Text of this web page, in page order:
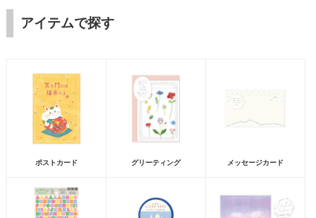
アイテムで探す
ポストカード グリーティング メッセージカード